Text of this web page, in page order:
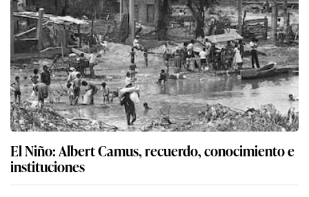
El Niño: Albert Camus, recuerdo, conocimiento e
instituciones